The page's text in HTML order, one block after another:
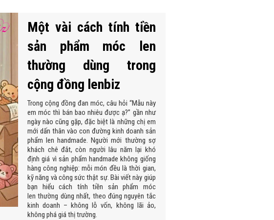
Một vài cách tính tiền
sản phẩm móc len
thường dùng trong
cộng đồng lenbiz
Trong cộng đồng đan móc, câu hỏi “Mẫu này
em móc thì bán bao nhiêu được ạ?” gần như
ngày nào cũng gặp, đặc biệt là những chị em
mới dấn thân vào con đường kinh doanh sản
phẩm len handmade. Người mới thường sợ
khách chê đắt, còn người lâu năm lại khó
định giá vì sản phẩm handmade không giống
hàng công nghiệp: mỗi món đều là thời gian,
kỹ năng và công sức thật sự. Bài viết này giúp
bạn hiểu cách tính tiền sản phẩm móc
len thường dùng nhất, theo đúng nguyên tắc
kinh doanh – không lỗ vốn, không lãi ảo,
không phá giá thị trường.